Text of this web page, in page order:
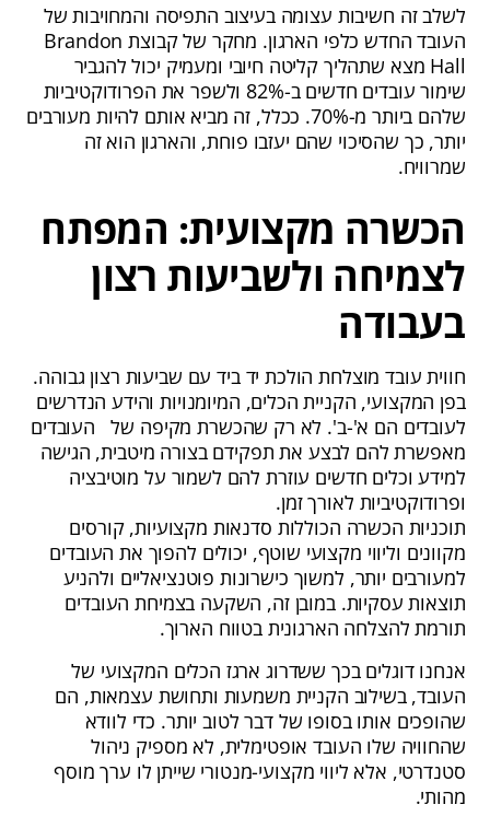
לשלב זה חשיבות עצומה בעיצוב התפיסה והמחויבות של
העובד החדש כלפי הארגון. מחקר של קבוצת Brandon
Hall מצא שתהליך קליטה חיובי ומעמיק יכול להגביר
שימור עובדים חדשים ב-82% ולשפר את הפרודוקטיביות
שלהם ביותר מ-70%. ככלל, זה מביא אותם להיות מעורבים
יותר, כך שהסיכוי שהם יעזבו פוחת, והארגון הוא זה
שמרוויח.
הכשרה מקצועית: המפתח
לצמיחה ולשביעות רצון
בעבודה
חווית עובד מוצלחת הולכת יד ביד עם שביעות רצון גבוהה.
בפן המקצועי, הקניית הכלים, המיומנויות והידע הנדרשים
לעובדים הם א'-ב'. לא רק שהכשרת מקיפה של העובדים
מאפשרת להם לבצע את תפקידם בצורה מיטבית, הגישה
למידע וכלים חדשים עוזרת להם לשמור על מוטיבציה
ופרודוקטיביות לאורך זמן.
תוכניות הכשרה הכוללות סדנאות מקצועיות, קורסים
מקוונים וליווי מקצועי שוטף, יכולים להפוך את העובדים
למעורבים יותר, למשוך כישרונות פוטנציאליים ולהניע
תוצאות עסקיות. במובן זה, השקעה בצמיחת העובדים
תורמת להצלחה הארגונית בטווח הארוך.
אנחנו דוגלים בכך ששדרוג ארגז הכלים המקצועי של
העובד, בשילוב הקניית משמעות ותחושת עצמאות, הם
שהופכים אותו בסופו של דבר לטוב יותר. כדי לוודא
שהחוויה שלו העובד אופטימלית, לא מספיק ניהול
סטנדרטי, אלא ליווי מקצועי-מנטורי שייתן לו ערך מוסף
מהותי.